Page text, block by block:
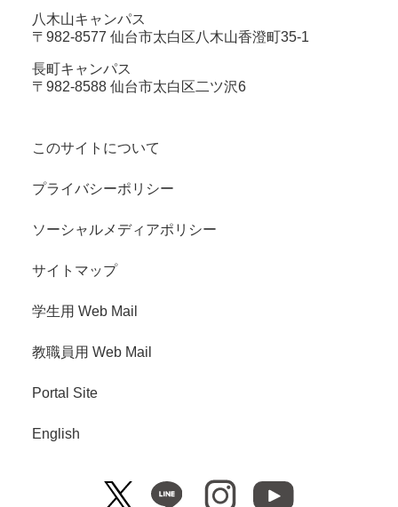
八木山キャンパス
〒982-8577 仙台市太白区八木山香澄町35-1
長町キャンパス
〒982-8588 仙台市太白区二ツ沢6
このサイトについて
プライバシーポリシー
ソーシャルメディアポリシー
サイトマップ
学生用 Web Mail
教職員用 Web Mail
Portal Site
English